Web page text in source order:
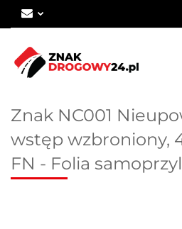
Znak NC001
wstęp wzbroniony,
FN - Folia